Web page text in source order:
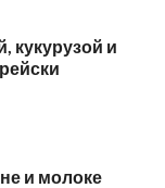
кукурузой и
и молоке